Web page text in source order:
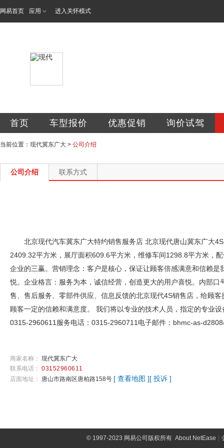
网易首页 应用 进入关怀模式
首页 车型报价 优惠促销 询价试驾
当前位置： 现代冀东广大 > 公司介绍
公司介绍 联系方式
北京现代汽车冀东广大特约销售服务店 北京现代唐山冀东广大
2409.32平方米，展厅面积609.6平方米，维修车间1298.8平方米，
企业的三赢。营销理念：客户是核心，保证让顾客倍感满意和信赖
悦。企业格言：服务为本，诚信经营，创造更大的用户喜悦。内部
售、售后服务、零部件供应、信息反馈的北京现代4S销售店，给顾
顾客一定的信赖和满意度。 我们将以专业的技术人员，指定的专业
0315-2960611服务电话：0315-2960711电子邮件：bhmc-as-
商家名称： 现代冀东广大
联系电话： 03152960611
店面地址：
唐山市路南区唐柏路158号 [ 查看地图 ][ 投诉 ]
©1997-2023 网易公司版权所有 About NetEase